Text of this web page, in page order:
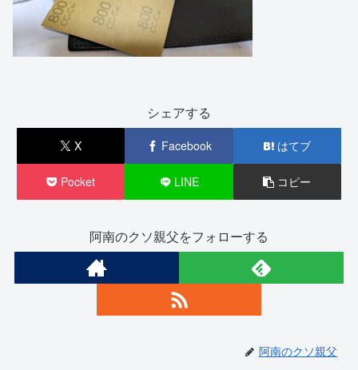
シェアする
X Facebook はてブ
Pocket LINE コピー
阿南のクソ親父をフォローする
阿南のクソ親父